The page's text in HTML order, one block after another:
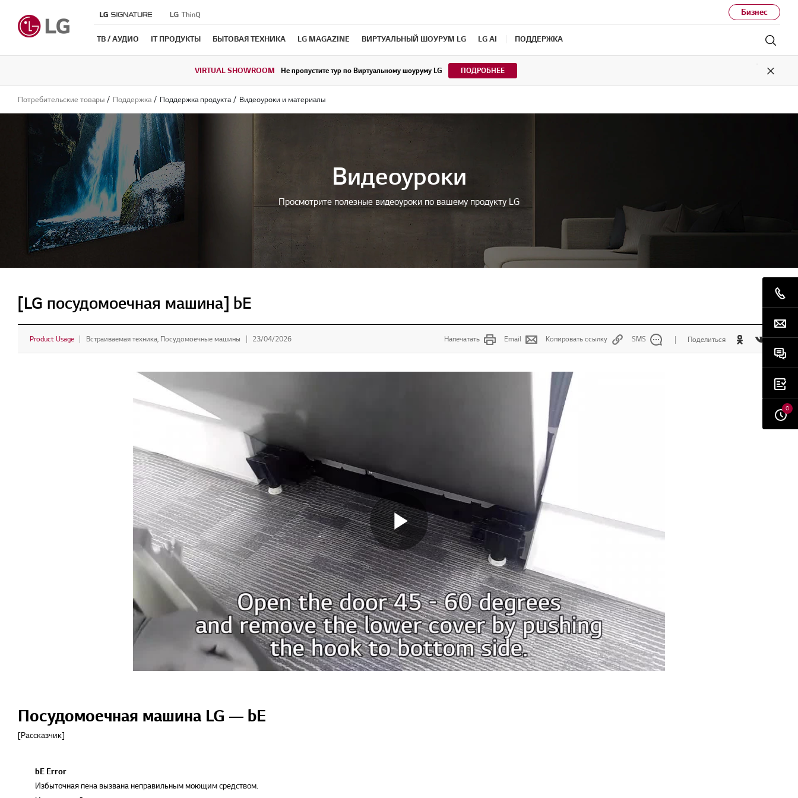
Бизнес
ТВ / АУДИО IT ПРОДУКТЫ БЫТОВАЯ ТЕХНИКА LG MAGAZINE ВИРТУАЛЬНЫЙ ШОУРУМ LG LG AI ПОДДЕРЖКА
VIRTUAL SHOWROOM Не пропустите тур по Виртуальному шоуруму LG ПОДРОБНЕЕ
Close
Потребительские товары Поддержка Поддержка продукта Видеоуроки и материалы
Видеоуроки
Просмотрите полезные видеоуроки по вашему продукту LG
[LG посудомоечная машина] bE
Product Usage Встраиваемая техника, Посудомоечные машины 23/04/2026 Напечатать Email Копировать ссылку SMS Поделиться
Посудомоечная машина LG — bE
[Рассказчик]
bE Error
Избыточная пена вызвана неправильным моющим средством.
0